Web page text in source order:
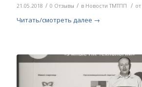
21.05.2018 / 0 Отзывы / в Новости ТМТПП / от
Читать/смотреть далее →